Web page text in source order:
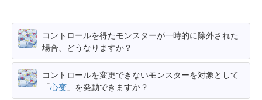
コントロールを得たモンスターが一時的に除外された
場合、どうなりますか？
コントロールを変更できないモンスターを対象として
「心变 」を発動できますか？